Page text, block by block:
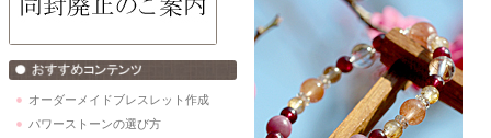
オーダーメイドブレスレット作成
パワーストーンの選び方